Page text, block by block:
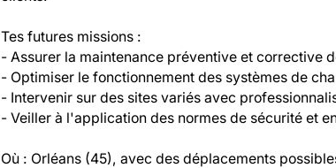
Tes futures missions :
- Assurer la maintenance préventive et corrective
- Optimiser le fonctionnement des systèmes de
- Intervenir sur des sites variés avec
- Veiller à l'application des normes de sécurité et
Où : Orléans (45), avec des déplacements